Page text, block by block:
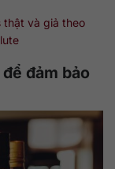
thật và giả theo
đảm bảo